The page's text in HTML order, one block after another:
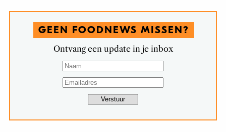
GEEN FOODNEWS MISSEN?
Ontvang een update in je inbox